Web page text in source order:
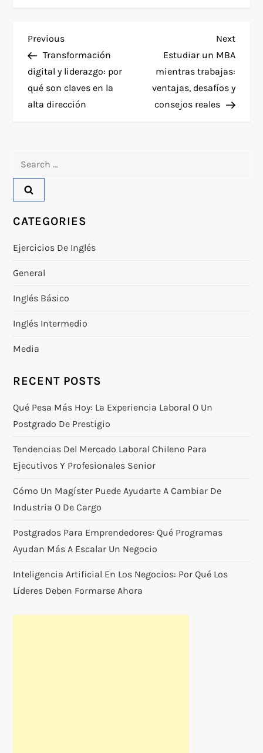
P
o
s
a
v
a
t
i
o
n
Previous
Post
Previous
Transformación
digital y liderazgo: por
qué son claves en la
alta dirección
Next
Post
Next
Estudiar un MBA
mientras trabajas:
ventajas, desafíos y
consejos reales
CATEGORIES
Ejercicios De Inglés
General
Inglés Básico
Inglés Intermedio
Media
RECENT POSTS
Qué Pesa Más Hoy: La Experiencia Laboral O Un
Postgrado De Prestigio
Tendencias Del Mercado Laboral Chileno Para
Ejecutivos Y Profesionales Senior
Cómo Un Magíster Puede Ayudarte A Cambiar De
Industria O De Cargo
Postgrados Para Emprendedores: Qué Programas
Ayudan Más A Escalar Un Negocio
Inteligencia Artificial En Los Negocios: Por Qué Los
Líderes Deben Formarse Ahora